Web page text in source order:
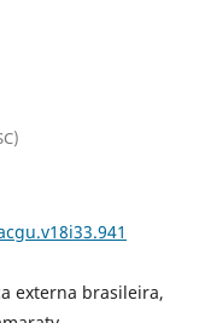
externa brasileira,